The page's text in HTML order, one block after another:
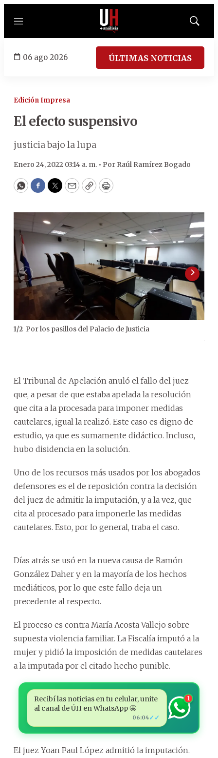
Menú
Mostrar
06 ago 2026 ÚLTIMAS NOTICIAS
Edición Impresa
El efecto suspensivo
justicia bajo la lupa
Enero 24, 2022 03:14 a. m. • Por Raúl Ramírez Bogado
WhatsApp
Facebook
Twitter
EmailCopyPrint
1/2 Por los pasillos del Palacio de Justicia
El Tribunal de Apelación anuló el fallo del juez
que, a pesar de que estaba apelada la resolución
que cita a la procesada para imponer medidas
cautelares, igual la realizó. Este caso es digno de
estudio, ya que es sumamente didáctico. Incluso,
hubo disidencia en la solución.
Uno de los recursos más usados por los abogados
defensores es el de reposición contra la decisión
del juez de admitir la imputación, y a la vez, que
cita al procesado para imponerle las medidas
cautelares. Esto, por lo general, traba el caso.
Días atrás se usó en la nueva causa de Ramón
González Daher y en la mayoría de los hechos
mediáticos, por lo que este fallo deja un
precedente al respecto.
El proceso es contra María Acosta Vallejo sobre
supuesta violencia familiar. La Fiscalía imputó a la
mujer y pidió la imposición de medidas cautelares
a la imputada por el citado hecho punible.
Recibí las noticias en tu celular, unite
al canal de ÚH en WhatsApp 🤩
06:04✓✓
1
El juez Yoan Paul López admitió la imputación.